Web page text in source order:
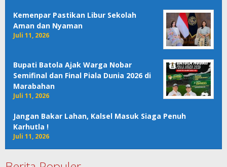
Kemenpar Pastikan Libur Sekolah
Aman dan Nyaman
Juli 11, 2026
Bupati Batola Ajak Warga Nobar
Semifinal dan Final Piala Dunia 2026 di
Marabahan
Juli 11, 2026
Jangan Bakar Lahan, Kalsel Masuk Siaga Penuh
Karhutla !
Juli 11, 2026